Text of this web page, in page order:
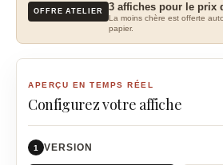
OFFRE ATELIER 3 affiches pour le prix
La moins chère est offerte
papier.
APERÇU EN TEMPS RÉEL
Configurez votre affiche
1 VERSION